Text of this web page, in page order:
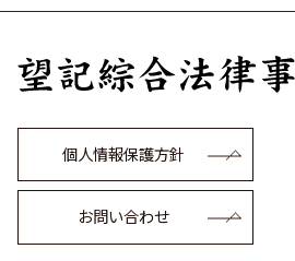
個人情報保護方針
お問い合わせ